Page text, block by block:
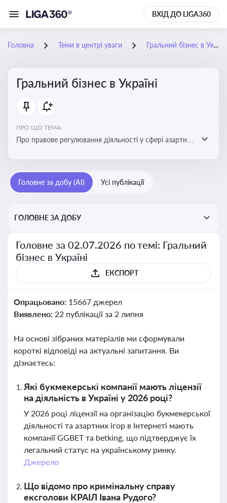
ВХІД ДО LIGA360
Головна Теми в центрі уваги Гральний бізнес в Україні
Гральний бізнес в Україні
ПРО ЩО ТЕМА:
Про правове регулювання діяльності у сфері азартних
реальні кейси
Головне за добу (AI) Усі публікації
ГОЛОВНЕ ЗА ДОБУ
Головне за 02.07.2026 по темі: Гральний
бізнес в Україні
ЕКСПОРТ
Опрацьовано: 15667 джерел
Виявлено: 22 публікації за 2 липня
На основі зібраних матеріалів ми сформували
короткі відповіді на актуальні запитання. Ви
дізнаєтесь:
Які букмекерські компанії мають ліцензії
на діяльність в Україні у 2026 році?
У 2026 році ліцензії на організацію букмекерської
діяльності та азартних ігор в Інтернеті мають
компанії GGBET та betking, що підтверджує їх
легальний статус на українському ринку.
Джерело
Що відомо про кримінальну справу
ексголови КРАІЛ Івана Рудого?